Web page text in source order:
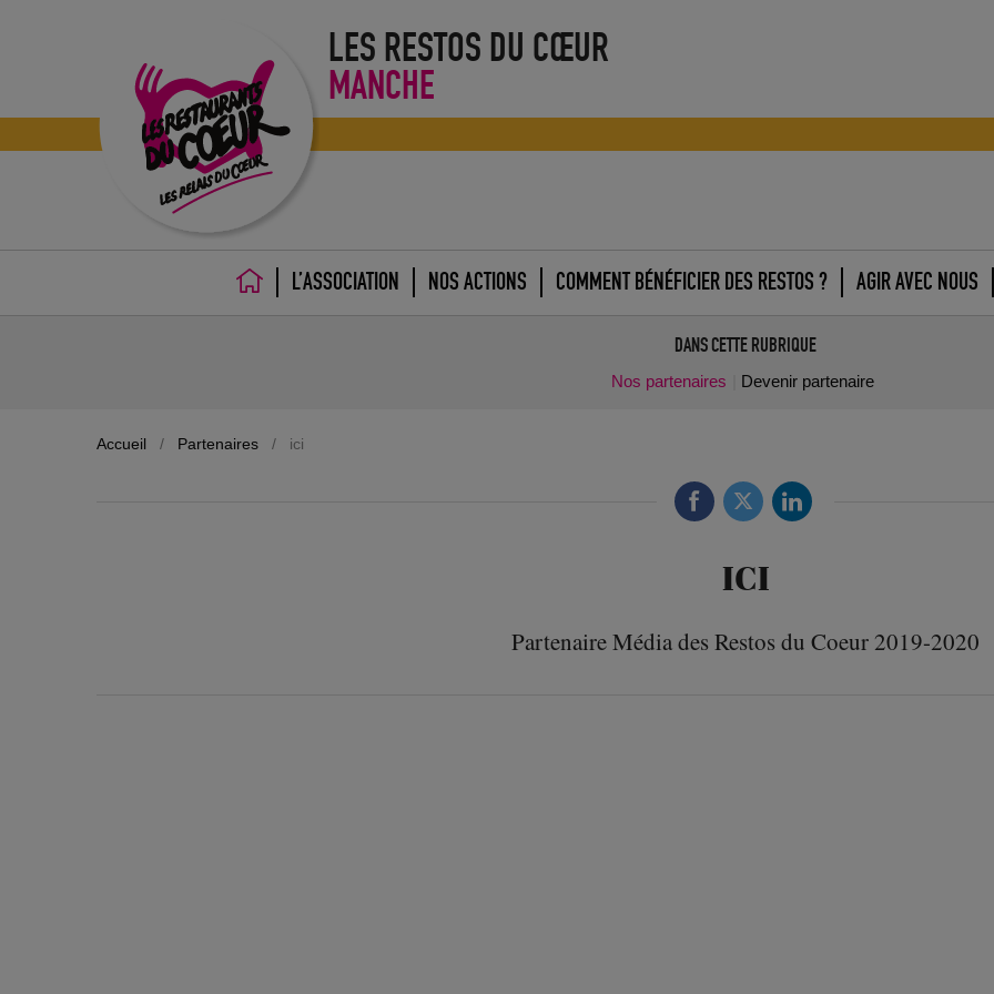
LES RESTOS DU CŒUR
MANCHE
ACCUEILL’ASSOCIATION NOS ACTIONS COMMENT BÉNÉFICIER DES RESTOS ? AGIR AVEC NOUS
DANS CETTE RUBRIQUE
Nos partenaires Devenir partenaire
Accueil / Partenaires / ici
ICI
Partenaire Média des Restos du Coeur 2019-2020